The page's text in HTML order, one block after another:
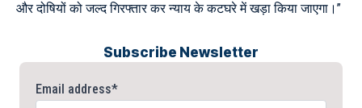
और दोषियों को जल्द गिरफ्तार कर न्याय के कटघरे में खड़ा किया जाएगा।”
Subscribe Newsletter
Email address*